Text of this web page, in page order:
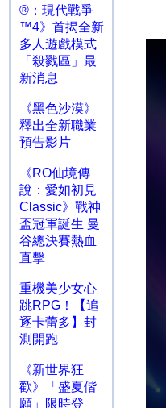
®：現代戰爭
™4》首揭全新
多人遊戲模式
「殺戮區」最
新消息
《黑色沙漠》
釋出全新職業
預告影片
《RO仙境傳
說：愛如初見
Classic》戰神
盃冠軍誕生 曼
谷總決賽熱血
直擊
重機美少女心
跳RPG！【追
逐卡蕾多】封
測開跑
《新世界狂
歡》「盛夏偕
願」限時登